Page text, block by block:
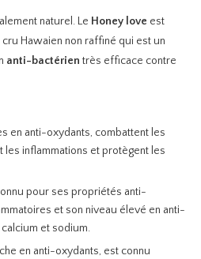
naturel. Le Honey love est
Hawaien non raffiné qui est un
anti-bactérientrès efficace contre
en anti-oxydants, combattent les
les inflammations et protègent les
pour ses propriétés anti-
et son niveau élevé en anti-
et sodium.
en anti-oxydants, est connu